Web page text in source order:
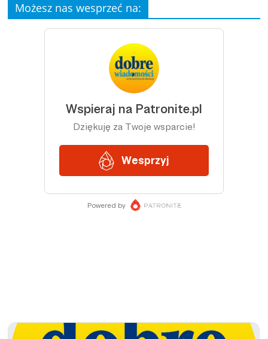
Możesz nas wesprzeć na: